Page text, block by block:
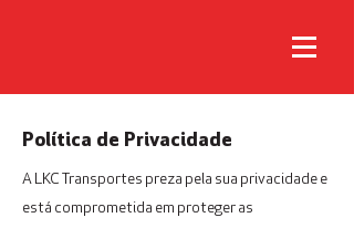
Política de Privacidade
A LKC Transportes preza pela sua privacidade e
está comprometida em proteger as